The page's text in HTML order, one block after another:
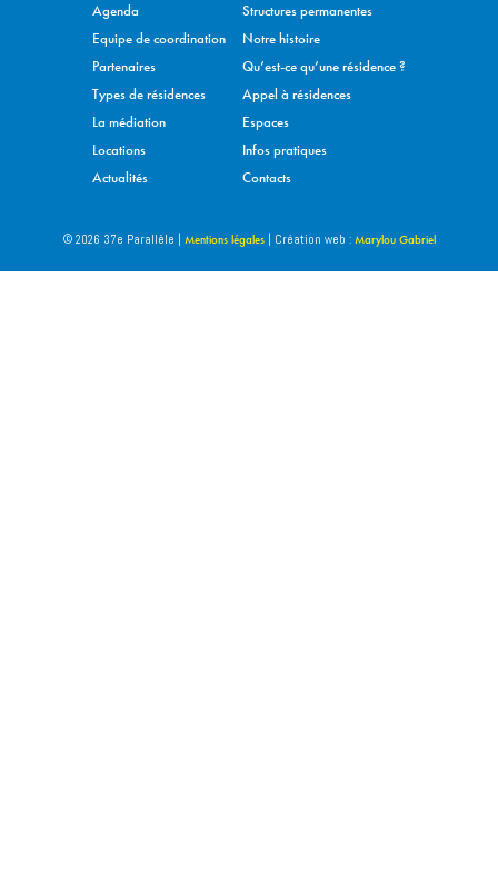
Agenda
Structures permanentes
Equipe de coordination
Notre histoire
Partenaires
Qu’est-ce qu’une résidence ?
Types de résidences
Appel à résidences
La médiation
Espaces
Locations
Infos pratiques
Actualités
Contacts
© 2026 37e Parallèle | Mentions légales| Création web : Marylou Gabriel